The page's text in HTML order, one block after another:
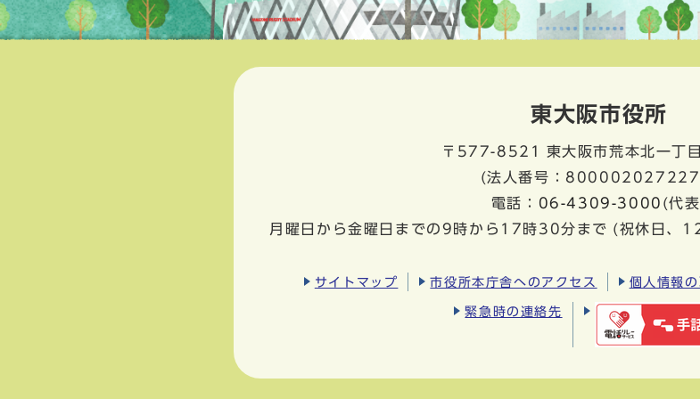
東大阪市役所
〒577-8521
東大阪市荒本北一丁
(法人番号：
電話： 06-4309-3000 (代
月曜日から金曜日までの9時から17時30分まで (祝休日、
サイトマップ 市役所本庁舎へのアクセス 個人情報
緊急時の連絡先